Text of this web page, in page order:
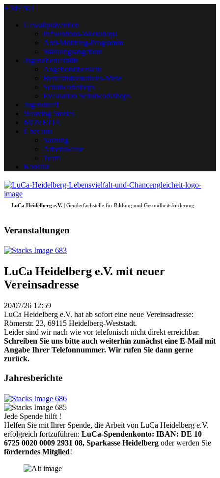
+ MENU
Gewaltprävention
Präventions-Workshops
Anti-Mobbing-Programm
Stärkungsangebote
Jugendberufshilfe
Angebotsübersicht
Berufsinformations-börse
Schulworkshops
Evaluation Schulworkshops
Jugendtreff
Weaving Stories
MOVETIA
Über uns
Satzung
Arbeitsweise
Team
Kontakt
LuCa Heidelberg e.V. | Genderfachstelle für Bildung und Gesundheitsförderung
Veranstaltungen
LuCa Heidelberg e.V. mit neuer
Vereinsadresse
20/07/26 12:59
LuCa Heidelberg e.V. hat ab sofort eine neue Vereinsadresse:
Römerstr. 23, 69115 Heidelberg-Weststadt.
Leider sind wir nach wie vor telefonisch nicht direkt erreichbar.
Schreiben Sie uns bitte auch weiterhin zunächst eine E-Mail mit
Angabe Ihrer Telefonnummer. Wir rufen Sie dann gerne
zurück.
Jahresberichte
Jede Spende hilft !
Helfen Sie mit Ihrer Spende, die Arbeit von LuCa Heidelberg e.V.
erfolgreich fortzuführen: LuCa-Spendenkonto: IBAN: DE 10
6725 0020 0009 2931 08, Sparkasse Heidelberg oder werden Sie
förderndes Mitglied!